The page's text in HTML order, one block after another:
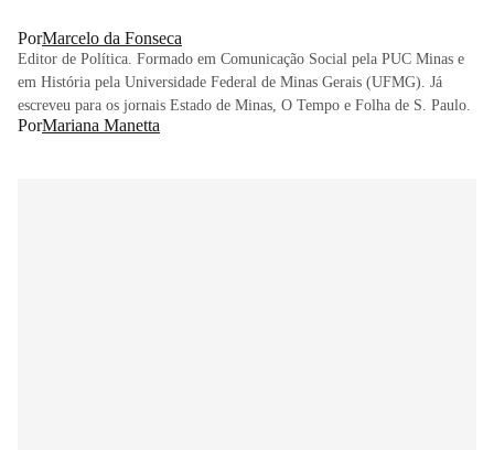
PorMarcelo da Fonseca
Editor de Política. Formado em Comunicação Social pela PUC Minas e
em História pela Universidade Federal de Minas Gerais (UFMG). Já
escreveu para os jornais Estado de Minas, O Tempo e Folha de S. Paulo.
PorMariana Manetta